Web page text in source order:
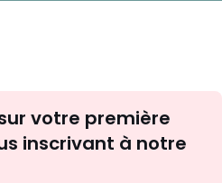
newsletter
votre première
inscrivant à notre